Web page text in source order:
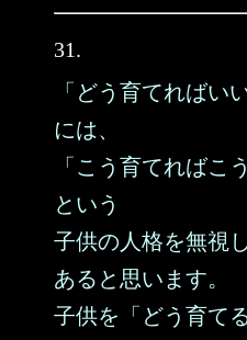
31.
「どう育てればい
には、
「こう育てればこ
という
子供の人格を無視
あると思います。
子供を「どう育て